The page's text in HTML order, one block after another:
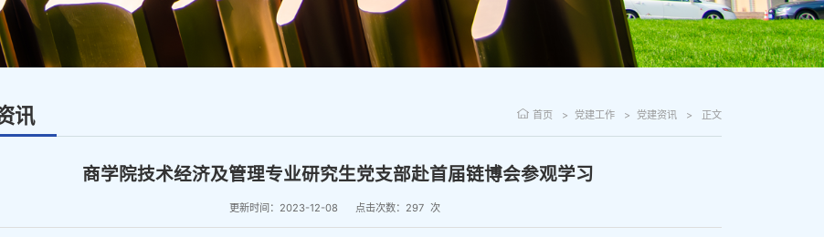
讯 首页 党建工作 党建资讯 正文
商学院技术经济及管理专业研究生党支部赴首届链博会参观学习
更新时间：2023-12-08 点击次数： 297 次